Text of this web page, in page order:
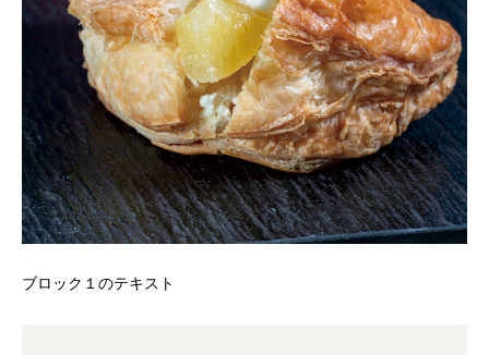
ブロック１のテキスト